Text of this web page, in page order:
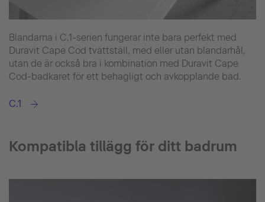
Blandarna i C.1-serien fungerar inte bara perfekt med
Duravit Cape Cod tvättställ, med eller utan blandarhål,
utan de är också bra i kombination med Duravit Cape
Cod-badkaret för ett behagligt och avkopplande bad.
C.1
Kompatibla tillägg för ditt badrum